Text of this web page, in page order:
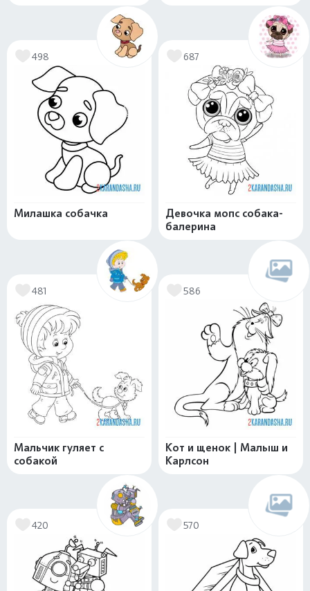
498
Милашка собачка
687
Девочка мопс собака-
балерина
481
Мальчик гуляет с
собакой
586
Кот и щенок | Малыш и
Карлсон
420 570